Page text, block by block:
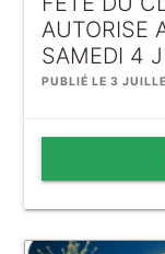
AUTORISE
SAMEDI 4
PUBLIÉ LE 3